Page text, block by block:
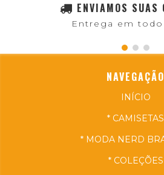
ENVIAMOS SUAS
Entrega em
NAVEGAÇÃO
INÍCIO
* CAMISETAS
* MODA NERD
* COLEÇÕES